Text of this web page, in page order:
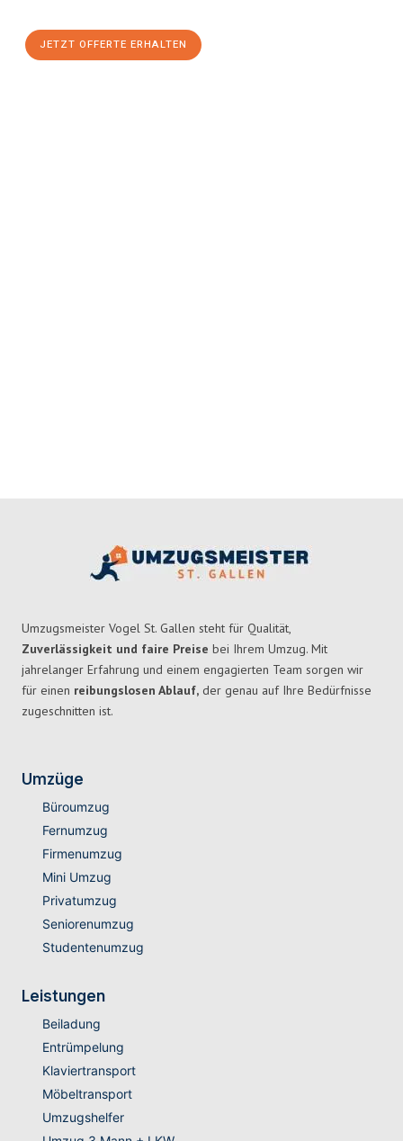
JETZT OFFERTE ERHALTEN
Umzugsmeister Vogel St. Gallen steht für Qualität,
Zuverlässigkeit und faire Preise bei Ihrem Umzug. Mit
jahrelanger Erfahrung und einem engagierten Team sorgen wir
für einen reibungslosen Ablauf, der genau auf Ihre Bedürfnisse
zugeschnitten ist.
Umzüge
Büroumzug
Fernumzug
Firmenumzug
Mini Umzug
Privatumzug
Seniorenumzug
Studentenumzug
Leistungen
Beiladung
Entrümpelung
Klaviertransport
Möbeltransport
Umzugshelfer